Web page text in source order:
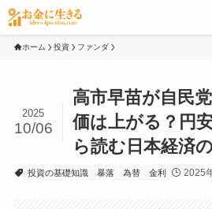
ホーム 投資 ファンダ
高市早苗が自民
価は上がる？円
ら読む日本経済
2025
10/06
投資の基礎知識 暴落 為替 金利 2025